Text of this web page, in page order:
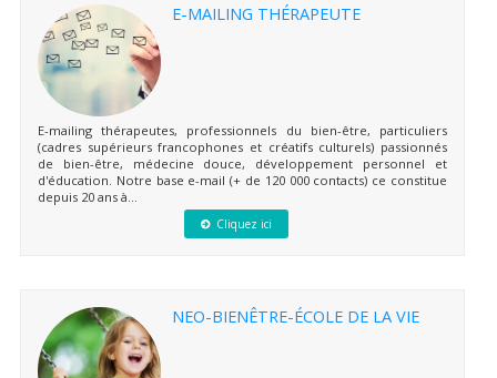
E-MAILING THÉRAPEUTE
E-mailing thérapeutes, professionnels du bien-être, particuliers
(cadres supérieurs francophones et créatifs culturels) passionnés
de bien-être, médecine douce, développement personnel et
d'éducation. Notre base e-mail (+ de 120 000 contacts) ce constitue
depuis 20 ans à...
Cliquez ici
NEO-BIENÊTRE-ÉCOLE DE LA VIE